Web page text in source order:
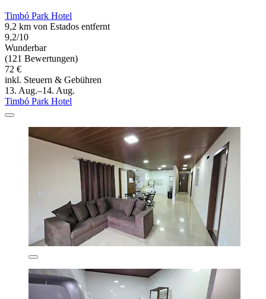
Timbó Park Hotel
9,2 km von Estados entfernt
9,2/10
Wunderbar
(121 Bewertungen)
72 €
inkl. Steuern & Gebühren
13. Aug.–14. Aug.
Timbó Park Hotel